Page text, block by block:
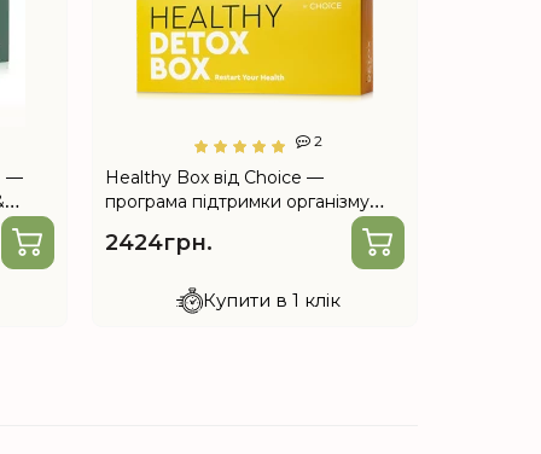
—
2
Healthy Box від Choice —
програма підтримки організму
(Хітозан, Брейкблок, Лівсейф,
Ф.Актив, Lym Drain & Detox)
2424грн.
Купити в 1 клік